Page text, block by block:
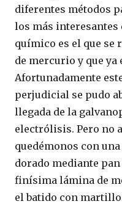
diferentes métodos
los más interesantes
químico es el que se
de mercurio y que ya
Afortunadamente
perjudicial se pudo
llegada de la
electrólisis. Pero no
quedémonos con
dorado mediante
finísima lámina de
el batido con martillo